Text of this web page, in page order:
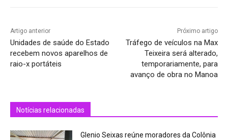
Artigo anterior
Unidades de saúde do Estado
recebem novos aparelhos de
raio-x portáteis
Próximo artigo
Tráfego de veículos na Max
Teixeira será alterado,
temporariamente, para
avanço de obra no Manoa
Notícias relacionadas
Glenio Seixas reúne moradores da Colônia